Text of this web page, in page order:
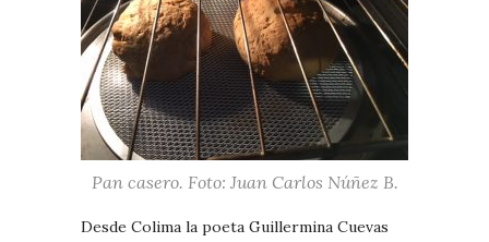
Pan casero. Foto: Juan Carlos Núñez B.
Desde Colima la poeta Guillermina Cuevas